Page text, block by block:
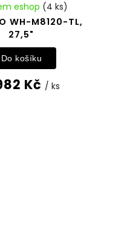
WH-M8120-TL,
27,5"
eshop (4 ks)
Kč / ks
Do košíku